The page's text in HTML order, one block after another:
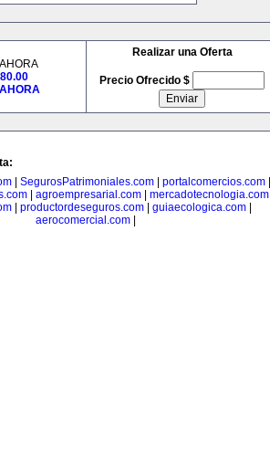
Realizar una Oferta
Precio Ofrecido $
| SegurosPatrimoniales.com| portalcomercios.com|
agroempresarial.com mercadotecnologia.com
productordeseguros.com guiaecologica.com
aerocomercial.com